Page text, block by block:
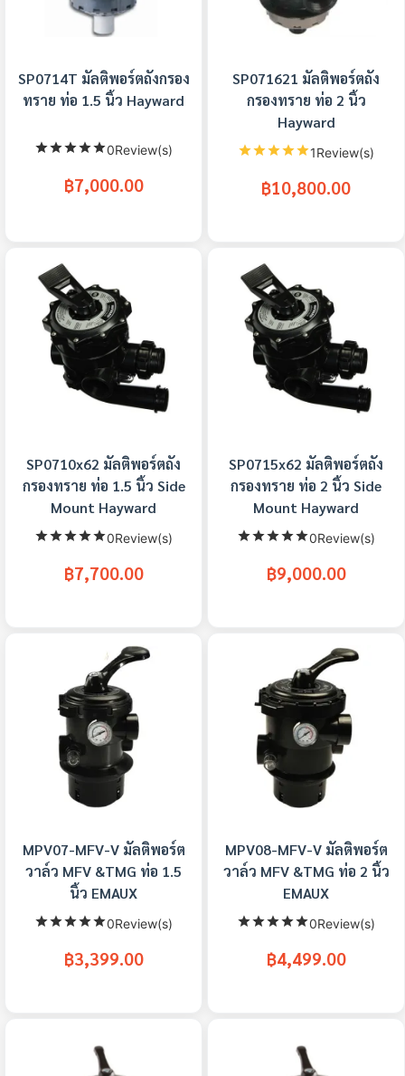
SP0714T มัลติพอร์ตถังกรอง
ทราย ท่อ 1.5 นิ้ว Hayward
0Review(s)
฿7,000.00
SP071621 มัลติพอร์ตถัง
กรองทราย ท่อ 2 นิ้ว
Hayward
1Review(s)
฿10,800.00
SP0710x62 มัลติพอร์ตถัง
กรองทราย ท่อ 1.5 นิ้ว Side
Mount Hayward
0Review(s)
฿7,700.00
SP0715x62 มัลติพอร์ตถัง
กรองทราย ท่อ 2 นิ้ว Side
Mount Hayward
0Review(s)
฿9,000.00
MPV07-MFV-V มัลติพอร์ต
วาล์ว MFV &TMG ท่อ 1.5
นิ้ว EMAUX
0Review(s)
฿3,399.00
MPV08-MFV-V มัลติพอร์ต
วาล์ว MFV &TMG ท่อ 2 นิ้ว
EMAUX
0Review(s)
฿4,499.00